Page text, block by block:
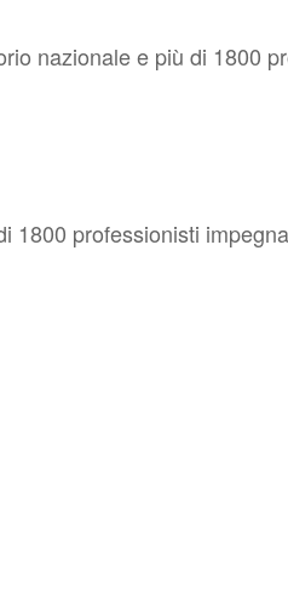
nazionale e più di 1800
1800 professionisti